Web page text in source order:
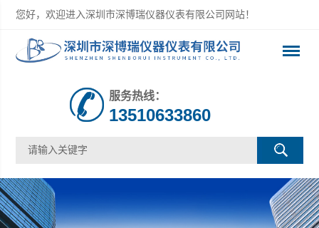
您好，欢迎进入深圳市深博瑞仪器仪表有限公司网站！
服务热线：
13510633860